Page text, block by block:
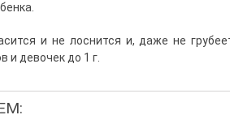
и не лоснится и, даже не
и девочек до 1 г.